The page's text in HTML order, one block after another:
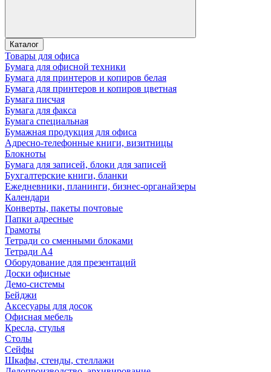
Каталог
Товары для офиса
Бумага для офисной техники
Бумага для принтеров и копиров белая
Бумага для принтеров и копиров цветная
Бумага писчая
Бумага для факса
Бумага специальная
Бумажная продукция для офиса
Адресно-телефонные книги, визитницы
Блокноты
Бумага для записей, блоки для записей
Бухгалтерские книги, бланки
Ежедневники, планинги, бизнес-органайзеры
Календари
Конверты, пакеты почтовые
Папки адресные
Грамоты
Тетради со сменными блоками
Тетради А4
Оборудование для презентаций
Доски офисные
Демо-системы
Бейджи
Аксесуары для досок
Офисная мебель
Кресла, стулья
Столы
Сейфы
Шкафы, стенды, стеллажи